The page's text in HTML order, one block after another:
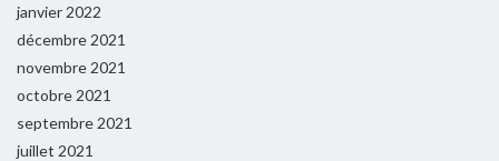
janvier 2022
décembre 2021
novembre 2021
octobre 2021
septembre 2021
juillet 2021